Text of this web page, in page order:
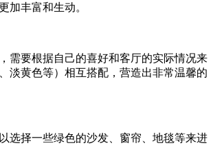
加丰富和生动。
需要根据自己的喜好和客厅的实际情况来
淡黄色等）相互搭配，营造出非常温馨的
选择一些绿色的沙发、窗帘、地毯等来进